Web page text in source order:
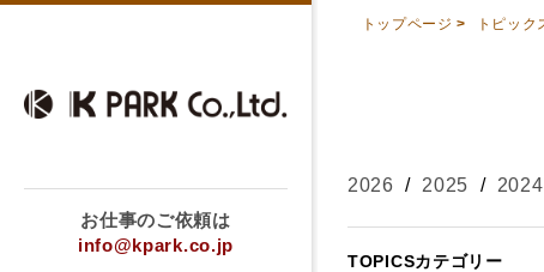
お仕事のご依頼は
info@kpark.co.jp
トップページ > トピック
2026 / 2025 / 2024
TOPICSカテゴリー